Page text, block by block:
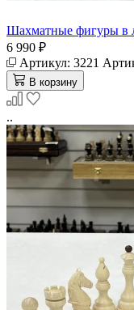
Шахматные фигуры в
6 990 ₽
Артикул: 3221
В корзину
..